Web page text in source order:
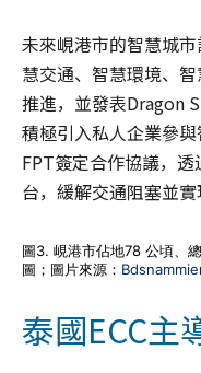
未來峴港市的智慧城
慧交通、智慧環境、
推進，並發表Dragon
積極引入私人企業參
FPT簽定合作協議，
台，緩解交通阻塞並實
圖3. 峴港市佔地78 公頃、
圖；圖片來源：
泰國ECC主